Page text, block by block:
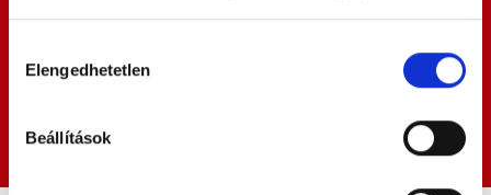
kiválasztása
Elengedhetetlen
Beállítások
vagy fóliázásról. Ha szélvédőcserére lenne szüksége
Pécelen és környékén, keressen meg minket, és
Bővebben